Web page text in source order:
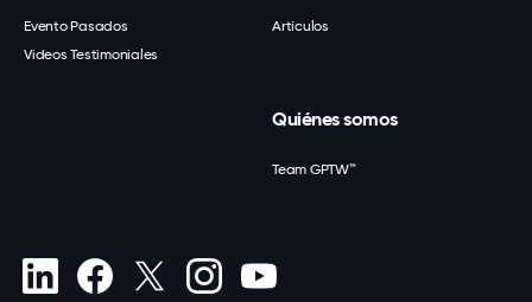
Evento Pasados
Videos Testimoniales
Artículos
Quiénes somos
Team GPTW™